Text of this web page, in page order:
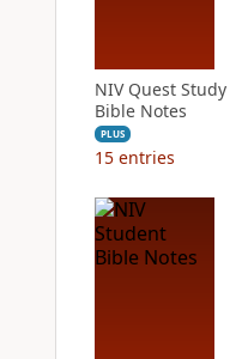
NIV Quest Study
Bible Notes
PLUS
15 entries